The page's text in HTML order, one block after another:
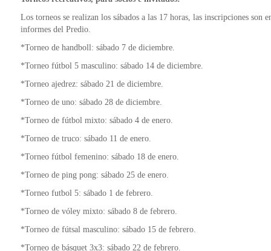
Los torneos se realizan los sábados a las 17 horas, las inscripciones
informes del Predio.
*Torneo de handboll: sábado 7 de diciembre.
*Torneo fútbol 5 masculino: sábado 14 de diciembre.
*Torneo ajedrez: sábado 21 de diciembre.
*Torneo de uno: sábado 28 de diciembre.
*Torneo de fútbol mixto: sábado 4 de enero.
*Torneo de truco: sábado 11 de enero.
*Torneo fútbol femenino: sábado 18 de enero.
*Torneo de ping pong: sábado 25 de enero.
*Torneo futbol 5: sábado 1 de febrero.
*Torneo de vóley mixto: sábado 8 de febrero.
*Torneo de fútsal masculino: sábado 15 de febrero.
*Torneo de básquet 3x3: sábado 22 de febrero.